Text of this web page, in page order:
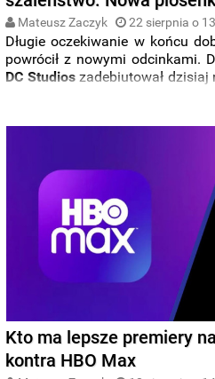
Mateusz Zaczyk 22 sierpnia o
Długie oczekiwanie w końcu
powrócił z nowymi odcinkami.
DC Studioszadebiutował dzisiaj
uczcił tę okazję
czołówki, w której
Lord” od Foxy Shazam.
Kto ma lepsze premiery
kontra HBO Max